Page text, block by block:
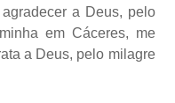
a Deus, pelo
em Cáceres, me
a Deus, pelo milagre